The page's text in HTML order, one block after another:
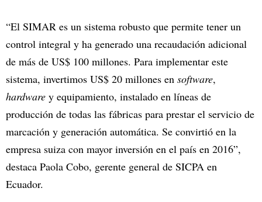
“El SIMAR es un sistema robusto que permite tener un
control integral y ha generado una recaudación adicional
de más de US$ 100 millones. Para implementar este
sistema, invertimos US$ 20 millones en software,
hardware y equipamiento, instalado en líneas de
producción de todas las fábricas para prestar el servicio de
marcación y generación automática. Se convirtió en la
empresa suiza con mayor inversión en el país en 2016”,
destaca Paola Cobo, gerente general de SICPA en
Ecuador.